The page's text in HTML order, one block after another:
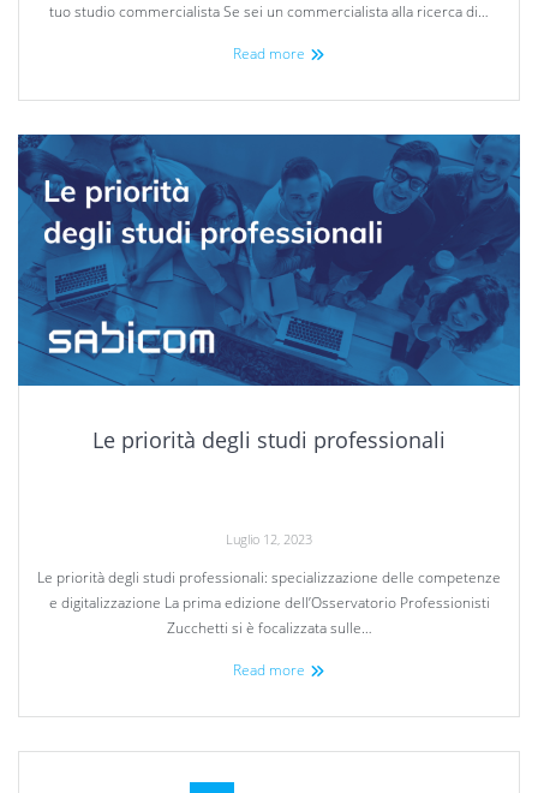
tuo studio commercialista Se sei un commercialista alla ricerca di…
Read more
Le priorità degli studi professionali
Luglio 12, 2023
Le priorità degli studi professionali: specializzazione delle competenze
e digitalizzazione La prima edizione dell’Osservatorio Professionisti
Zucchetti si è focalizzata sulle…
Read more